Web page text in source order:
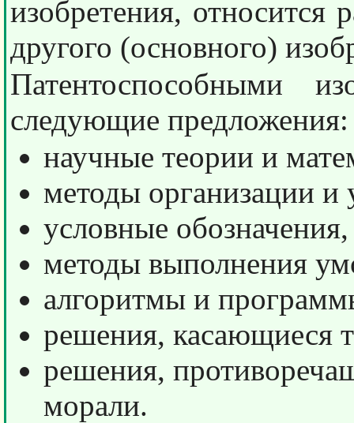
изобретения, относится
другого (основного)
Патентоспособными
следующие предложения:
научные теории и
методы организации и
условные
методы выполнения
алгоритмы и
решения, касающиеся
решения,
морали.